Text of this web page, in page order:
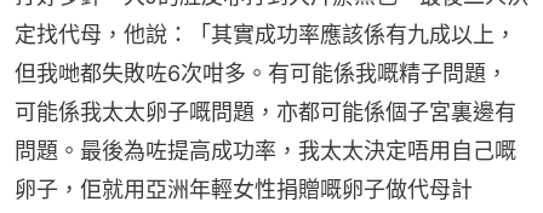
定找代母，他說：「其實成功率應該係有九成以上，
但我哋都失敗咗6次咁多。有可能係我嘅精子問題，
可能係我太太卵子嘅問題，亦都可能係個子宮裏邊有
問題。最後為咗提高成功率，我太太決定唔用自己嘅
卵子，佢就用亞洲年輕女性捐贈嘅卵子做代母計